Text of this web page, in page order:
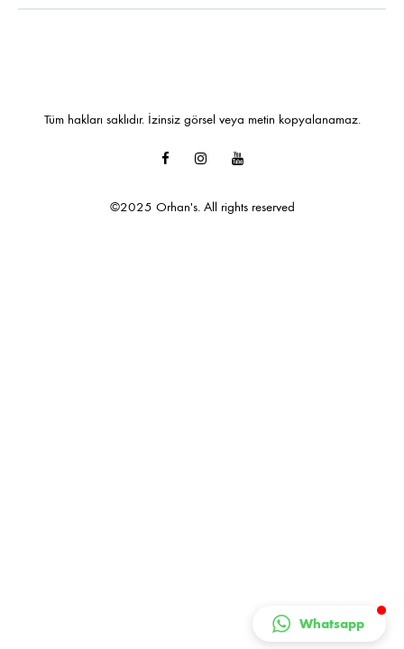
FacebookInstagramYoutube
©2025 Orhan's. All rights reserved
Tüm hakları saklıdır. İzinsiz görsel veya metin kopyalanamaz.
Whatsapp